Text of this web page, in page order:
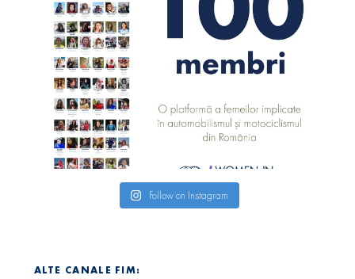
Follow on Instagram
ALTE CANALE FIM: